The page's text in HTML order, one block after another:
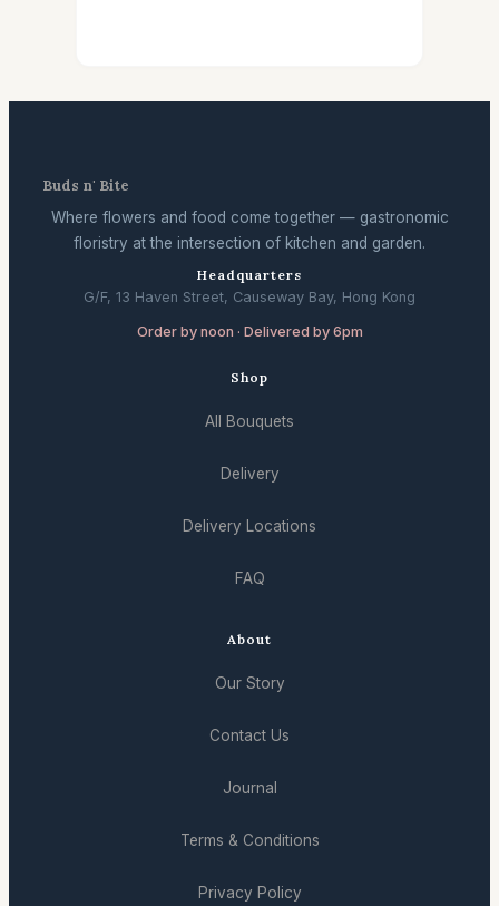
Buds n' Bite
Where flowers and food come together — gastronomic
floristry at the intersection of kitchen and garden.
Headquarters
G/F, 13 Haven Street, Causeway Bay, Hong Kong
Order by noon · Delivered by 6pm
Shop
All Bouquets
Delivery
Delivery Locations
FAQ
About
Our Story
Contact Us
Journal
Terms & Conditions
Privacy Policy